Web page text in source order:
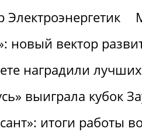
новый вектор
наградили
выиграла кубок
итоги работы